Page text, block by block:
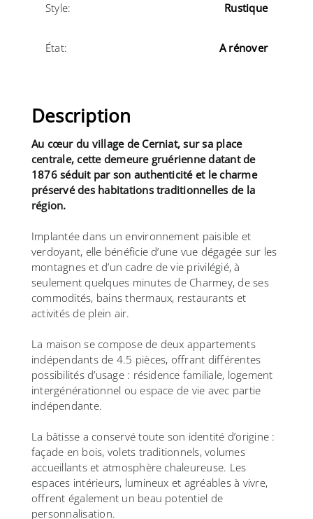
Style: Rustique
État: A rénover
Description
Au cœur du village de Cerniat, sur sa place
centrale, cette demeure gruérienne datant de
1876 séduit par son authenticité et le charme
préservé des habitations traditionnelles de la
région.
Implantée dans un environnement paisible et
verdoyant, elle bénéficie d’une vue dégagée sur les
montagnes et d’un cadre de vie privilégié, à
seulement quelques minutes de Charmey, de ses
commodités, bains thermaux, restaurants et
activités de plein air.
La maison se compose de deux appartements
indépendants de 4.5 pièces, offrant différentes
possibilités d’usage : résidence familiale, logement
intergénérationnel ou espace de vie avec partie
indépendante.
La bâtisse a conservé toute son identité d’origine :
façade en bois, volets traditionnels, volumes
accueillants et atmosphère chaleureuse. Les
espaces intérieurs, lumineux et agréables à vivre,
offrent également un beau potentiel de
personnalisation.